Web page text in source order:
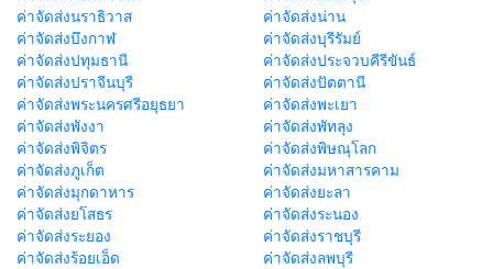
ค่าจัดส่งนราธิวาส
ค่าจัดส่งน่าน
ค่าจัดส่งบึงกาฬ
ค่าจัดส่งบุรีรัมย์
ค่าจัดส่งปทุมธานี
ค่าจัดส่งประจวบคีรีขันธ์
ค่าจัดส่งปราจีนบุรี
ค่าจัดส่งปัตตานี
ค่าจัดส่งพระนครศรีอยุธยา
ค่าจัดส่งพะเยา
ค่าจัดส่งพังงา
ค่าจัดส่งพัทลุง
ค่าจัดส่งพิจิตร
ค่าจัดส่งพิษณุโลก
ค่าจัดส่งภูเก็ต
ค่าจัดส่งมหาสารคาม
ค่าจัดส่งมุกดาหาร
ค่าจัดส่งยะลา
ค่าจัดส่งยโสธร
ค่าจัดส่งระนอง
ค่าจัดส่งระยอง
ค่าจัดส่งราชบุรี
ค่าจัดส่งร้อยเอ็ด
ค่าจัดส่งลพบุรี